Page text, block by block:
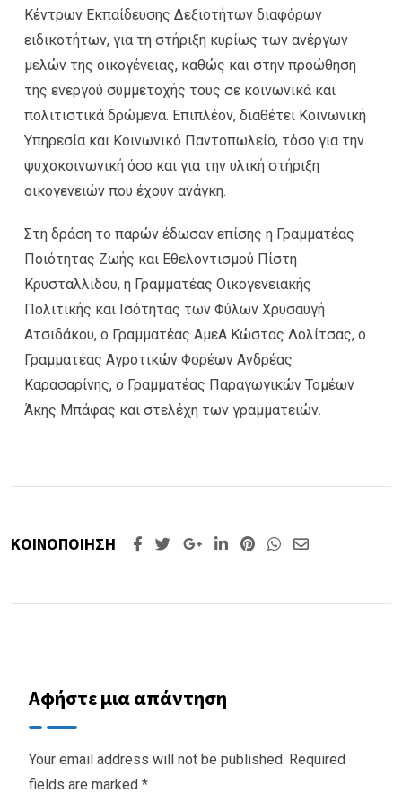
Κέντρων Εκπαίδευσης Δεξιοτήτων διαφόρων
ειδικοτήτων, για τη στήριξη κυρίως των ανέργων
μελών της οικογένειας, καθώς και στην προώθηση
της ενεργού συμμετοχής τους σε κοινωνικά και
πολιτιστικά δρώμενα. Επιπλέον, διαθέτει Κοινωνική
Υπηρεσία και Κοινωνικό Παντοπωλείο, τόσο για την
ψυχοκοινωνική όσο και για την υλική στήριξη
οικογενειών που έχουν ανάγκη.
Στη δράση το παρών έδωσαν επίσης η Γραμματέας
Ποιότητας Ζωής και Εθελοντισμού Πίστη
Κρυσταλλίδου, η Γραμματέας Οικογενειακής
Πολιτικής και Ισότητας των Φύλων Χρυσαυγή
Ατσιδάκου, ο Γραμματέας ΑμεΑ Κώστας Λολίτσας, ο
Γραμματέας Αγροτικών Φορέων Ανδρέας
Καρασαρίνης, ο Γραμματέας Παραγωγικών Τομέων
Άκης Μπάφας και στελέχη των γραμματειών.
ΚΟΙΝΟΠΟΙΗΣΗ Google+LinkedInPinterestWhatsapp
Share
Αφήστε μια απάντηση
Your email address will not be published. Required
fields are marked *